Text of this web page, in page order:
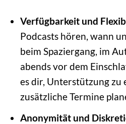
Verfügbarkeit und
Podcasts hören, wann
beim Spaziergang, im
abends vor dem
es dir, Unterstützung zu
zusätzliche Termine
Anonymität und